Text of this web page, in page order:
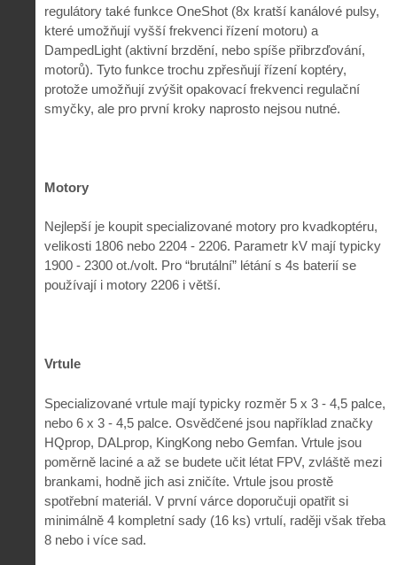
regulátory také funkce OneShot (8x kratší kanálové pulsy,
které umožňují vyšší frekvenci řízení motoru) a
DampedLight (aktivní brzdění, nebo spíše přibrzďování,
motorů). Tyto funkce trochu zpřesňují řízení koptéry,
protože umožňují zvýšit opakovací frekvenci regulační
smyčky, ale pro první kroky naprosto nejsou nutné.
Motory
Nejlepší je koupit specializované motory pro kvadkoptéru,
velikosti 1806 nebo 2204 - 2206. Parametr kV mají typicky
1900 - 2300 ot./volt. Pro “brutální” létání s 4s baterií se
používají i motory 2206 i větší.
Vrtule
Specializované vrtule mají typicky rozměr 5 x 3 - 4,5 palce,
nebo 6 x 3 - 4,5 palce. Osvědčené jsou například značky
HQprop, DALprop, KingKong nebo Gemfan. Vrtule jsou
poměrně laciné a až se budete učit létat FPV, zvláště mezi
brankami, hodně jich asi zničíte. Vrtule jsou prostě
spotřební materiál. V první várce doporučuji opatřit si
minimálně 4 kompletní sady (16 ks) vrtulí, raději však třeba
8 nebo i více sad.